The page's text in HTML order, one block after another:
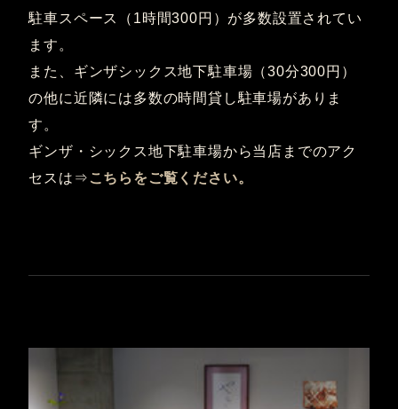
駐車スペース（1時間300円）が多数設置されてい
ます。
また、ギンザシックス地下駐車場（30分300円）
の他に近隣には多数の時間貸し駐車場がありま
す。
ギンザ・シックス地下駐車場から当店までのアク
セスは⇒ こちらをご覧ください。